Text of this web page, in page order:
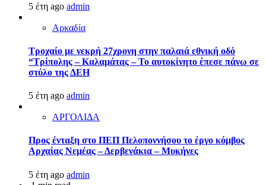
5 έτη ago admin
Αρκαδία
Τροχαίο με νεκρή 27χρονη στην παλαιά εθνική οδό
“Τρίπολης – Καλαμάτας – Το αυτοκίνητο έπεσε πάνω σε
στύλο της ΔΕΗ
5 έτη ago admin
ΑΡΓΟΛΙΔΑ
Προς ένταξη στο ΠΕΠ Πελοποννήσου το έργο κόμβος
Αρχαίας Νεμέας – Δερβενάκια – Μυκήνες
5 έτη ago admin